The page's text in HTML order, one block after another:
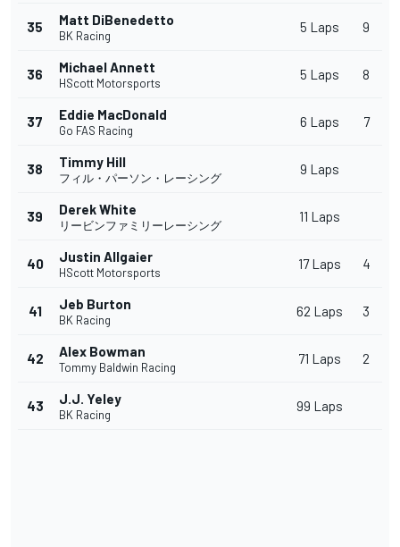
35 Matt DiBenedetto
BK Racing
5 Laps 9
36 Michael Annett
HScott Motorsports
5 Laps 8
37 Eddie MacDonald
Go FAS Racing
6 Laps 7
38 Timmy Hill
フィル・パーソン・レーシング
9 Laps
39 Derek White
リービンファミリーレーシング
11 Laps
40 Justin Allgaier
HScott Motorsports
17 Laps 4
41 Jeb Burton
BK Racing
62 Laps 3
42 Alex Bowman
Tommy Baldwin Racing
71 Laps 2
43 J.J. Yeley
BK Racing
99 Laps